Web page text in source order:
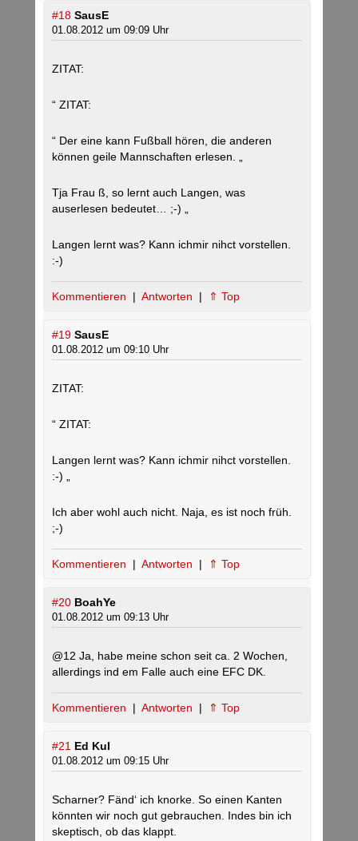
#18 SausE
01.08.2012 um 09:09 Uhr
ZITAT:
“ ZITAT:
“ Der eine kann Fußball hören, die anderen
können geile Mannschaften erlesen. „
Tja Frau ß, so lernt auch Langen, was
auserlesen bedeutet… ;-) „
Langen lernt was? Kann ichmir nihct vorstellen.
:-)
Kommentieren | Antworten | ⇑ Top
#19 SausE
01.08.2012 um 09:10 Uhr
ZITAT:
“ ZITAT:
Langen lernt was? Kann ichmir nihct vorstellen.
:-) „
Ich aber wohl auch nicht. Naja, es ist noch früh.
;-)
Kommentieren | Antworten | ⇑ Top
#20 BoahYe
01.08.2012 um 09:13 Uhr
@12 Ja, habe meine schon seit ca. 2 Wochen,
allerdings ind em Falle auch eine EFC DK.
Kommentieren | Antworten | ⇑ Top
#21 Ed Kul
01.08.2012 um 09:15 Uhr
Scharner? Fänd‘ ich knorke. So einen Kanten
könnten wir noch gut gebrauchen. Indes bin ich
skeptisch, ob das klappt.